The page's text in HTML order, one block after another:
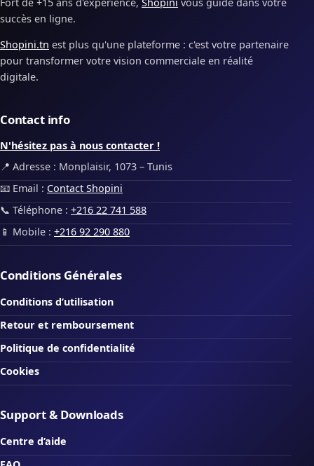
succès en ligne.
Shopini.tn est plus qu'une plateforme : c'est votre partenaire
pour transformer votre vision commerciale en réalité
digitale.
Contact info
N'hésitez pas à nous contacter !
📍 Adresse : Monplaisir, 1073 – Tunis
📧 Email : Contact Shopini
📞 Téléphone : +216 22 741 588
📱 Mobile : +216 92 290 880
Conditions Générales
Conditions d’utilisation
Retour et remboursement
Politique de confidentialité
Cookies
Support & Downloads
Centre d’aide